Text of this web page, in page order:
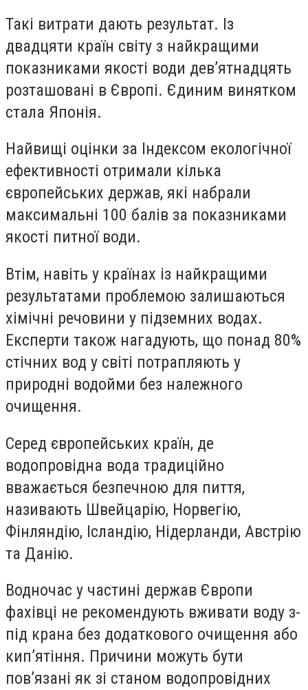
Такі витрати дають результат. Із
двадцяти країн світу з найкращими
показниками якості води дев’ятнадцять
розташовані в Європі. Єдиним винятком
стала Японія.
Найвищі оцінки за Індексом екологічної
ефективності отримали кілька
європейських держав, які набрали
максимальні 100 балів за показниками
якості питної води.
Втім, навіть у країнах із найкращими
результатами проблемою залишаються
хімічні речовини у підземних водах.
Експерти також нагадують, що понад 80%
стічних вод у світі потрапляють у
природні водойми без належного
очищення.
Серед європейських країн, де
водопровідна вода традиційно
вважається безпечною для пиття,
називають Швейцарію, Норвегію,
Фінляндію, Ісландію, Нідерланди, Австрію
та Данію.
Водночас у частині держав Європи
фахівці не рекомендують вживати воду з-
під крана без додаткового очищення або
кип’ятіння. Причини можуть бути
пов’язані як зі станом водопровідних